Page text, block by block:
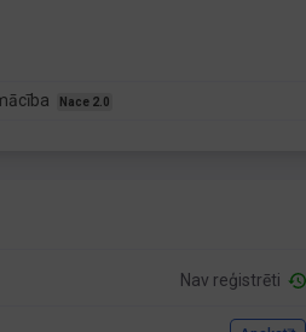
Nace 2.0
Nav reģistrēti